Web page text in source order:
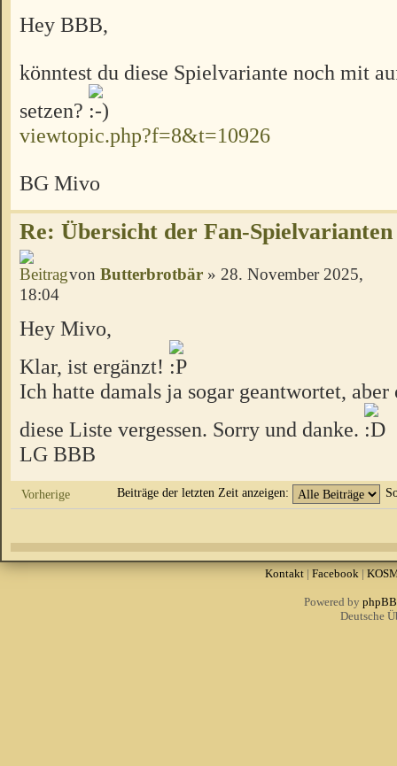
Hey BBB,
könntest du diese Spielvariante noch mit
setzen?
viewtopic.php?f=8&t=10926
BG Mivo
Re: Übersicht der Fan-Spielvarianten
von Butterbrotbär » 28. November 2025,
18:04
Hey Mivo,
Klar, ist ergänzt!
Ich hatte damals ja sogar geantwortet,
diese Liste vergessen. Sorry und danke.
LG BBB
Vorherige Beiträge der letzten Zeit anzeigen:
Kontakt| Facebook |
Powered by phpBB
Deutsche